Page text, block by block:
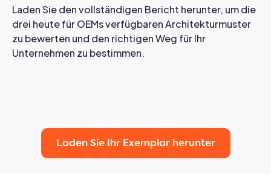
Laden Sie den vollständigen Bericht herunter, um die
drei heute für OEMs verfügbaren Architekturmuster
zu bewerten und den richtigen Weg für Ihr
Unternehmen zu bestimmen.
Laden Sie Ihr Exemplar herunter